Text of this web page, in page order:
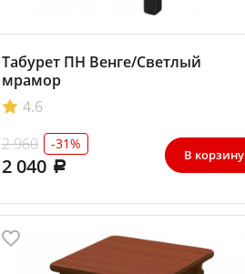
Табурет ПН Венге/Светлый
мрамор
4.6
2 960
-31%
2 040 В корзину